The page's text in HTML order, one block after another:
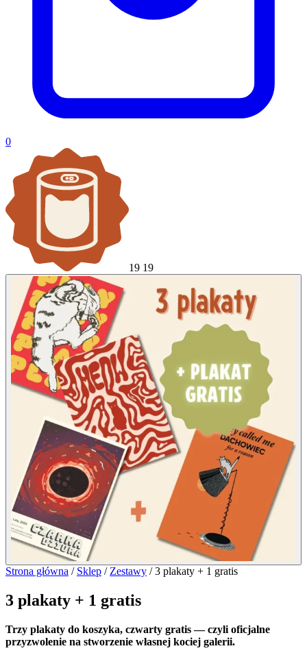
0
19 19
Strona główna / Sklep / Zestawy /3 plakaty + 1 gratis
3 plakaty + 1 gratis
Trzy plakaty do koszyka, czwarty gratis — czyli oficjalne
przyzwolenie na stworzenie własnej kociej galerii.